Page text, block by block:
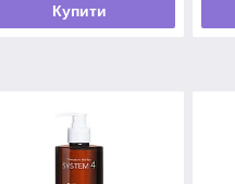
Купити